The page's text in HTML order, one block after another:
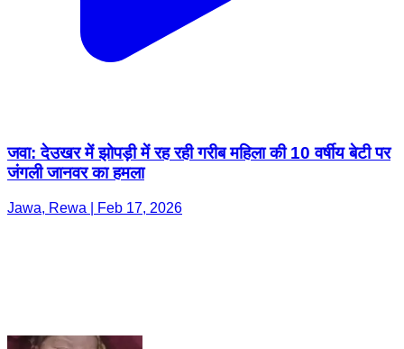
जवा: देउखर में झोपड़ी में रह रही गरीब महिला की 10 वर्षीय बेटी पर
जंगली जानवर का हमला